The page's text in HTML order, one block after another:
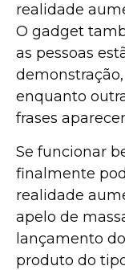
realidade
O gadget
as pessoas
enquanto
frases
Se funcionar
finalmente
realidade
apelo de
lançamento
produto do